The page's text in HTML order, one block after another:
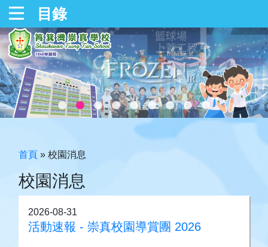
目錄
首頁 » 校園消息
校園消息
2026-08-31
活動速報 - 崇真校園導賞團 2026